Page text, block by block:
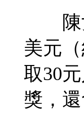
陳女
美元
取30
獎，